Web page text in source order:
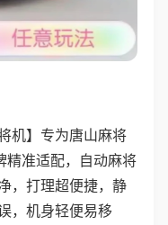
机】专为唐山麻将
精准适配，自动麻将
，打理超便捷，静
，机身轻便易移